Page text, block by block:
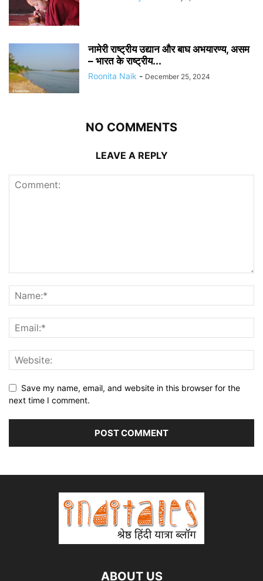
नामेरी राष्ट्रीय उद्यान और बाघ अभयारण्य, असम
– भारत के राष्ट्रीय...
Roonita Naik - December 25, 2024
NO COMMENTS
LEAVE A REPLY
Save my name, email, and website in this browser for the
next time I comment.
ABOUT US